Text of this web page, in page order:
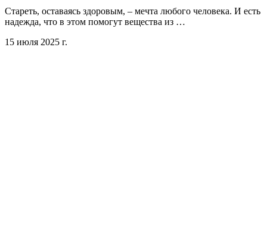
Стареть, оставаясь здоровым, – мечта любого человека. И есть
надежда, что в этом помогут вещества из …
15 июля 2025 г.